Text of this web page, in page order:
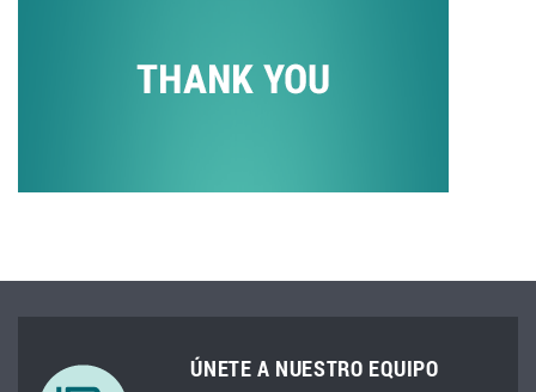
ÚNETE A NUESTRO EQUIPO